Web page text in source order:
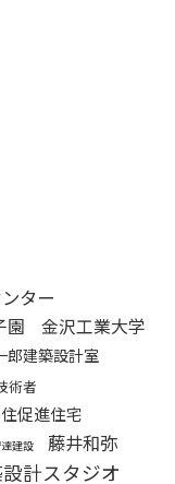
ター
園 金沢工業大学
郎建築設計室
術者
促進住宅
建設 藤井和弥
計スタジオ